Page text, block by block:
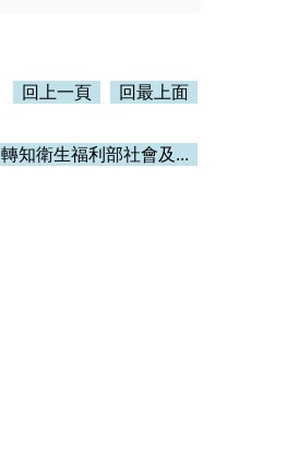
回上一頁 回最上面
轉知衛生福利部社會及...